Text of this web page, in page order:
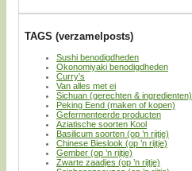
TAGS (verzamelposts)
Sushi benodigdheden
Okonomiyaki benodigdheden
Curry’s
Van alles met ei
Sichuan (gerechten & ingredienten)
Peking Eend (maken of kopen)
Gefermenteerde producten
Aziatische soorten Kool
Basilicum soorten (op ’n rijtje)
Chinese Bieslook (op ’n rijtje)
Gember (op ’n rijtje)
Zwarte zaadjes (op ’n rijtje)